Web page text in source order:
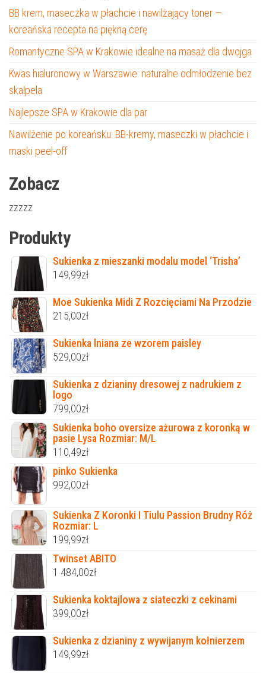
BB krem, maseczka w płachcie i nawilżający toner —
koreańska recepta na piękną cerę
Romantyczne SPA w Krakowie idealne na masaż dla dwojga
Kwas hialuronowy w Warszawie: naturalne odmłodzenie bez
skalpela
Najlepsze SPA w Krakowie dla par
Nawilżenie po koreańsku: BB-kremy, maseczki w płachcie i
maski peel-off
Zobacz
zzzzz
Produkty
Sukienka z mieszanki modalu model ‘Trisha’
149,99zł
Moe Sukienka Midi Z Rozcięciami Na Przodzie
215,00zł
Sukienka lniana ze wzorem paisley
529,00zł
Sukienka z dzianiny dresowej z nadrukiem z
logo
799,00zł
Sukienka boho oversize ażurowa z koronką w
pasie Lysa Rozmiar: M/L
110,49zł
pinko Sukienka
992,00zł
Sukienka Z Koronki I Tiulu Passion Brudny Róż
Rozmiar: L
199,99zł
Twinset ABITO
1 484,00zł
Sukienka koktajlowa z siateczki z cekinami
399,00zł
Sukienka z dzianiny z wywijanym kołnierzem
149,99zł